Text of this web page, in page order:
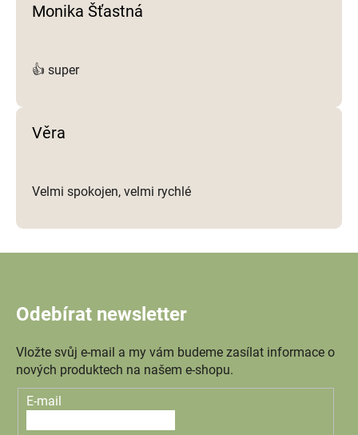
Monika Šťastná
👍 super
Věra
Velmi spokojen, velmi rychlé
Odebírat newsletter
Vložte svůj e-mail a my vám budeme zasílat informace o
nových produktech na našem e-shopu.
E-mail